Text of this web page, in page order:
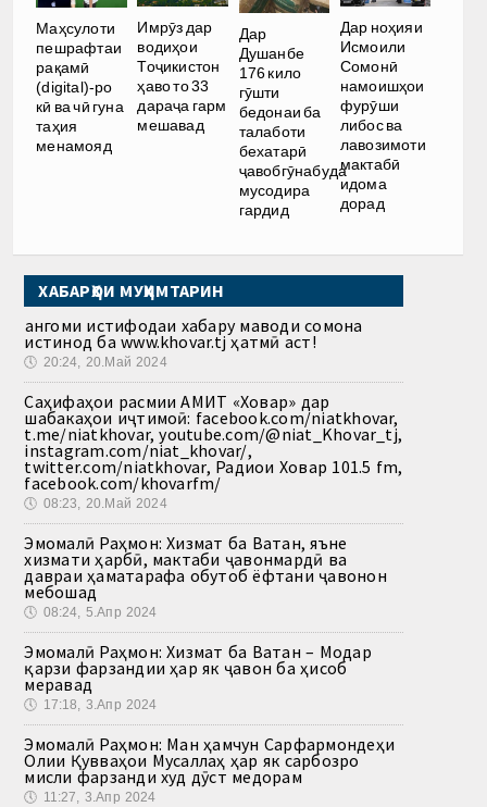
Маҳсулоти
пешрафтаи
рақамӣ
(digital)-ро
кӣ ва чӣ гуна
таҳия
менамояд
Имрӯз дар
водиҳои
Тоҷикистон
ҳаво то 33
дараҷа гарм
мешавад
Дар
Душанбе
176 кило
гӯшти
бедонаи ба
талаботи
бехатарӣ
ҷавобгӯнабуда
мусодира
гардид
Дар ноҳияи
Исмоили
Сомонӣ
намоишҳои
фурӯши
либос ва
лавозимоти
мактабӣ
идома
дорад
ХАБАРҲОИ МУҲИМТАРИН
Ҳангоми истифодаи хабару маводи сомона
истинод ба www.khovar.tj ҳатмӣ аст!
🕔 20:24, 20.Май 2024
Саҳифаҳои расмии АМИТ «Ховар» дар
шабакаҳои иҷтимоӣ: facebook.com/niatkhovar,
t.me/niatkhovar, youtube.com/@niat_Khovar_tj,
instagram.com/niat_khovar/,
twitter.com/niatkhovar, Радиои Ховар 101.5 fm,
facebook.com/khovarfm/
🕔 08:23, 20.Май 2024
Эмомалӣ Раҳмон: Хизмат ба Ватан, яъне
хизмати ҳарбӣ, мактаби ҷавонмардӣ ва
давраи ҳаматарафа обутоб ёфтани ҷавонон
мебошад
🕔 08:24, 5.Апр 2024
Эмомалӣ Раҳмон: Хизмат ба Ватан – Модар
қарзи фарзандии ҳар як ҷавон ба ҳисоб
меравад
🕔 17:18, 3.Апр 2024
Эмомалӣ Раҳмон: Ман ҳамчун Сарфармондеҳи
Олии Қувваҳои Мусаллаҳ ҳар як сарбозро
мисли фарзанди худ дӯст медорам
🕔 11:27, 3.Апр 2024